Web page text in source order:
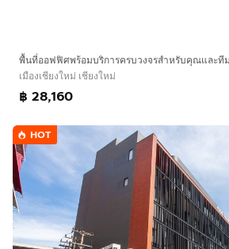
พื้นที่ออฟฟิศพร้อมบริการครบวงจรสำหรับคุณและทีม
เมืองเชียงใหม่ เชียงใหม่
฿ 28,160
HOT